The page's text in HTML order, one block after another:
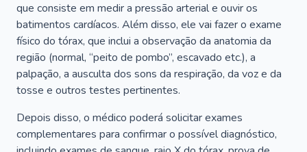
que consiste em medir a pressão arterial e ouvir os
batimentos cardíacos. Além disso, ele vai fazer o exame
físico do tórax, que inclui a observação da anatomia da
região (normal, “peito de pombo”, escavado etc.), a
palpação, a ausculta dos sons da respiração, da voz e da
tosse e outros testes pertinentes.
Depois disso, o médico poderá solicitar exames
complementares para confirmar o possível diagnóstico,